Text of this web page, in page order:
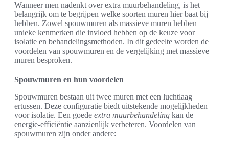
Wanneer men nadenkt over extra muurbehandeling, is het
belangrijk om te begrijpen welke soorten muren hier baat bij
hebben. Zowel spouwmuren als massieve muren hebben
unieke kenmerken die invloed hebben op de keuze voor
isolatie en behandelingsmethoden. In dit gedeelte worden de
voordelen van spouwmuren en de vergelijking met massieve
muren besproken.
Spouwmuren en hun voordelen
Spouwmuren bestaan uit twee muren met een luchtlaag
ertussen. Deze configuratie biedt uitstekende mogelijkheden
voor isolatie. Een goede extra muurbehandeling kan de
energie-efficiëntie aanzienlijk verbeteren. Voordelen van
spouwmuren zijn onder andere: